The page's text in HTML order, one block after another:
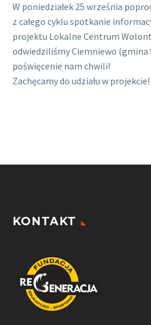
W poniedziałek 25 września
z całego cyklu spotkanie
projektu Lokalne Centrum
odwiedziliśmy Ciemniewo (gmina
poświęcenie nam chwili!
Zachęcamy do udziału w projekcie!
KONTAKT